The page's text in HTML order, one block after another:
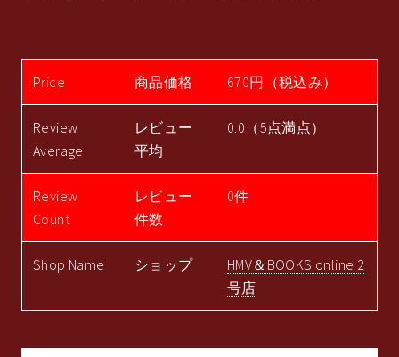
Price 商品価格 670円（税込み）
Review
Average
レビュー
平均
0.0（5点満点）
Review
Count
レビュー
件数
0件
Shop Name ショップ
HMV＆BOOKS online 2
号店